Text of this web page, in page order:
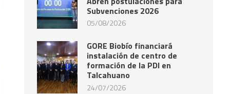
Subvenciones 2026
05/08/2026
GORE Biobío financiará
instalación de centro de
formación de la PDI en
Talcahuano
24/07/2026